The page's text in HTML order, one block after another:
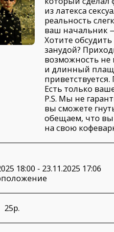
из латекса
реальность
ваш начальник
Хотите
занудой?
возможность не
и длинный плащ.
Есть только
P.S. Мы не
вы сможете
обещаем, что
на свою
18:00 - 23.11.2025 17:06
25p.